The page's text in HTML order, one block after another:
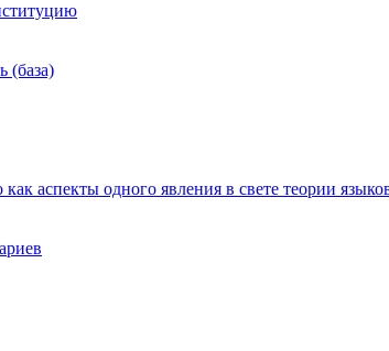
(база)
аспекты одного явления в свете теории